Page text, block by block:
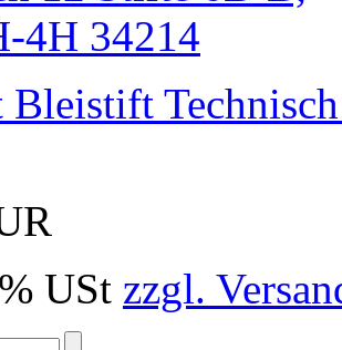
Bleistift
USt zzgl.